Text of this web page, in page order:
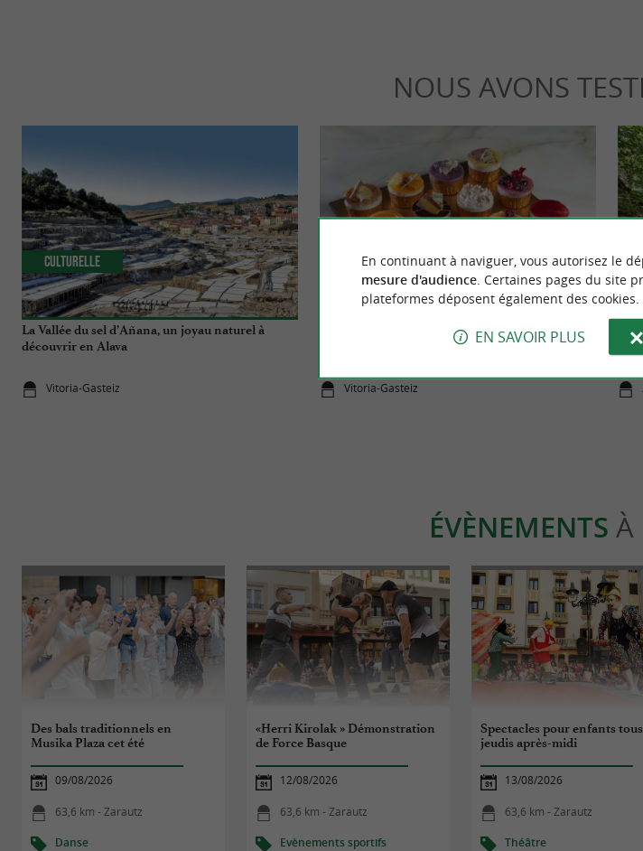
NOUS AVONS
La Vallée du sel d’Añana, un joyau naturel à
découvrir en Alava
Vitoria-Gasteiz
Culturelle
Confituras Goya, des spécialités culinaires
emblématiques du Pays Basque
Vitoria-Gasteiz
Gourmande
La
ÉVÈNEMENTS À
Des bals traditionnels en
Musika Plaza cet été
09/08/2026
63,6 km - Zarautz
Danse
«Herri Kirolak » Démonstration
de Force Basque
12/08/2026
63,6 km - Zarautz
Evènements sportifs
Spectacles pour enfants
jeudis après-midi
13/08/2026
63,6 km - Zarautz
Théâtre
En continuant à naviguer, vous autorisez le
mesure d'audience. Certaines pages du site
plateformes déposent également des cookies.
EN SAVOIR PLUS